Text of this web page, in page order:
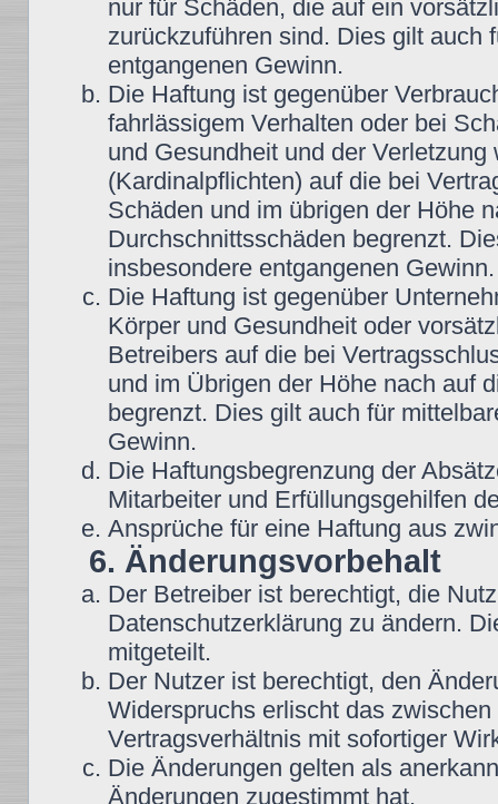
nur für Schäden, die auf ein
zurückzuführen sind. Dies gilt auch
entgangenen Gewinn.
Die Haftung ist gegenüber
fahrlässigem Verhalten oder bei
und Gesundheit und der
(Kardinalpflichten) auf die bei
Schäden und im übrigen der Höhe
Durchschnittsschäden begrenzt.
insbesondere entgangenen Gewinn.
Die Haftung ist gegenüber
Körper und Gesundheit oder
Betreibers auf die bei
und im Übrigen der Höhe nach auf
begrenzt. Dies gilt auch für
Gewinn.
Die Haftungsbegrenzung der
Mitarbeiter und Erfüllungsgehilfen
Ansprüche für eine Haftung aus
6. Änderungsvorbehalt
Der Betreiber ist berechtigt, die
Datenschutzerklärung zu ändern.
mitgeteilt.
Der Nutzer ist berechtigt, den
Widerspruchs erlischt das
Vertragsverhältnis mit sofortiger
Die Änderungen gelten als
Änderungen zugestimmt hat.